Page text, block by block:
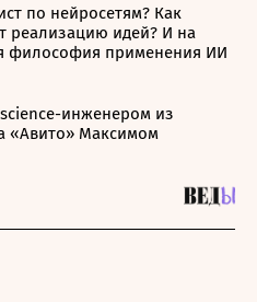
по нейросетям? Как
реализацию идей? И на
философия применения ИИ
инженером из
«Авито» Максимом